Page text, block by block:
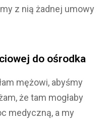
z nią żadnej umowy
do ośrodka
mężowi, abyśmy
że tam mogłaby
medyczną, a my